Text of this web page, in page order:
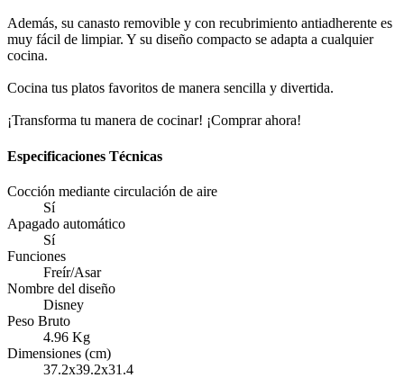
Además, su canasto removible y con recubrimiento antiadherente es
muy fácil de limpiar. Y su diseño compacto se adapta a cualquier
cocina.
Cocina tus platos favoritos de manera sencilla y divertida.
¡Transforma tu manera de cocinar! ¡Comprar ahora!
Especificaciones Técnicas
Cocción mediante circulación de aire
Sí
Apagado automático
Sí
Funciones
Freír/Asar
Nombre del diseño
Disney
Peso Bruto
4.96 Kg
Dimensiones (cm)
37.2x39.2x31.4